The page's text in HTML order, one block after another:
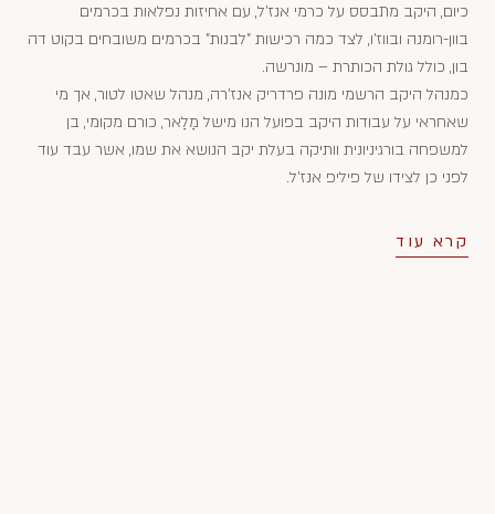
כיום, היקב מתבסס על כרמי אנז'ל, עם אחיזות נפלאות בכרמים
בוון-רומנה ובווז'ו, לצד כמה רכישות "לבנות" בכרמים משובחים בקוט דה
בון, כולל גולת הכותרת – מונרשה.
כמנהל היקב הרשמי מונה פרדריק אנז'רה, מנהל שאטו לטור, אך מי
שאחראי על עבודות היקב בפועל הנו מישל מָלָאר, כורם מקומי, בן
למשפחה בורגיניונית וותיקה בעלת יקב הנושא את שמו, אשר עבד עוד
לפני כן לצידו של פיליפ אנז'ל.
קרא עוד